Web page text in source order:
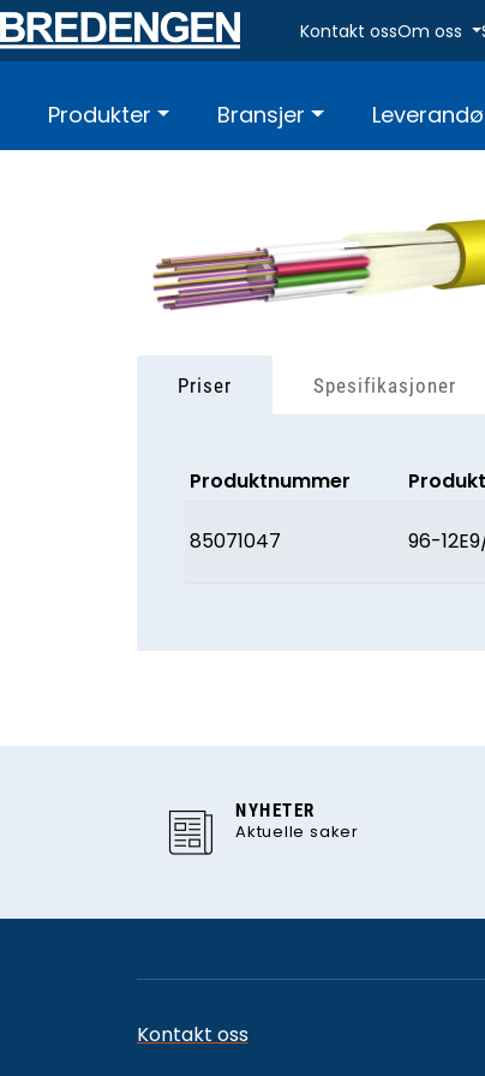
Skip to main content
Kontakt ossOm oss
Produkter Bransjer
Priser Spesifikasjoner
Produktnummer
85071047 96-
NYHETER
Aktuelle saker
Kontakt oss